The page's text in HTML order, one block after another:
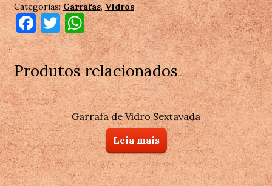
Categorias:Garrafas,Vidros
F
a
c
e
b
o
o
k
T
w
it
te
r
W
h
at
s
A
p
p
Produtos relacionados
Garrafa de Vidro Sextavada
Leia mais